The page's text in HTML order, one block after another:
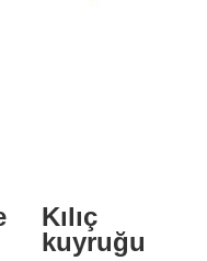
Kılıç
kuyruğu